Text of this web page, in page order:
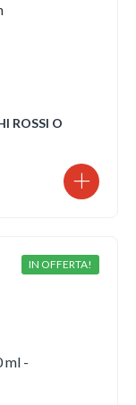
ROSSI O
IN OFFERTA!